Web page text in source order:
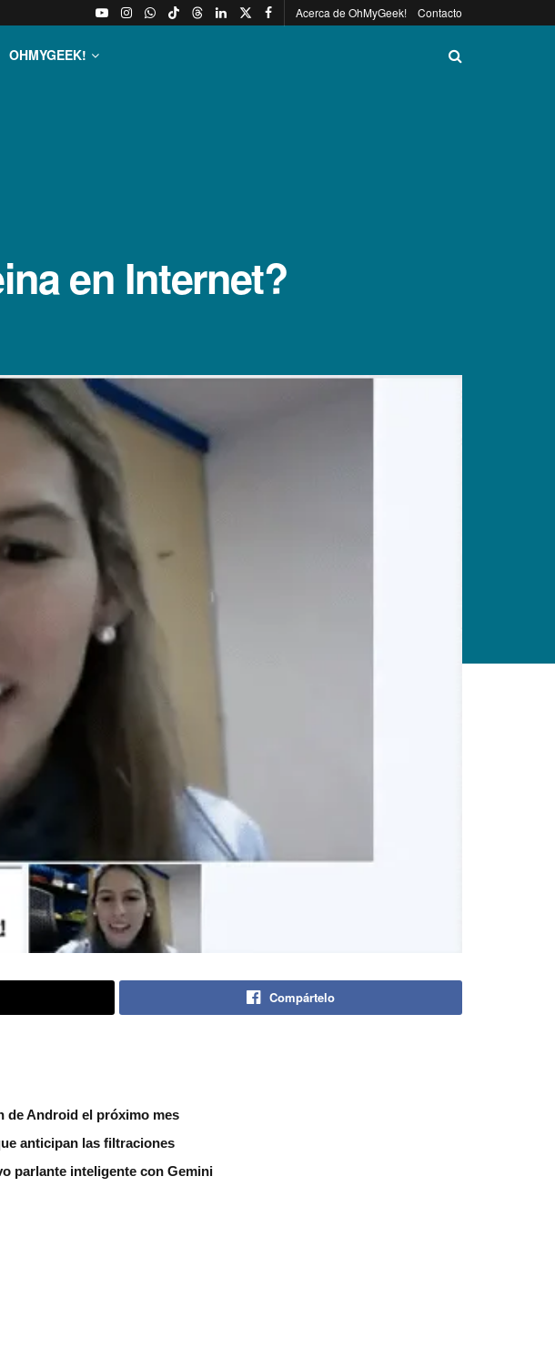
Acerca de OhMyGeek! Contacto
OHMYGEEK!
en Internet?
Compártelo
de Android el próximo mes
anticipan las filtraciones
parlante inteligente con Gemini